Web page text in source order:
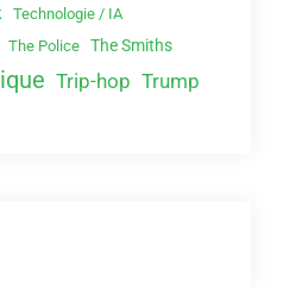
Technologie / IA
The Police The Smiths
Trip-hop Trump